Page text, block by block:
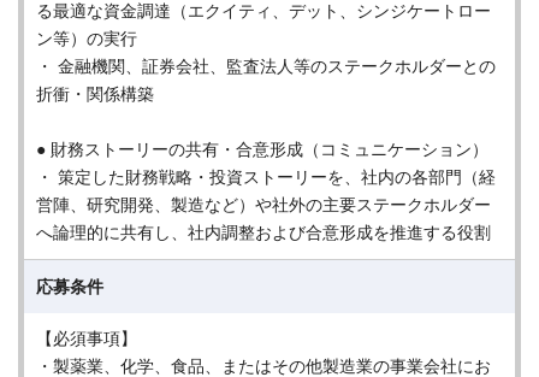
る最適な資金調達（エクイティ、デット、シンジケートロー
ン等）の実行
・ 金融機関、証券会社、監査法人等のステークホルダーとの
折衝・関係構築
● 財務ストーリーの共有・合意形成（コミュニケーション）
・ 策定した財務戦略・投資ストーリーを、社内の各部門（経
営陣、研究開発、製造など）や社外の主要ステークホルダー
へ論理的に共有し、社内調整および合意形成を推進する役割
応募条件
【必須事項】
・製薬業、化学、食品、またはその他製造業の事業会社にお